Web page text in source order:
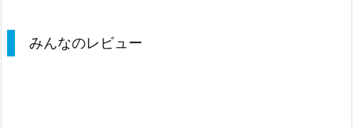
みんなのレビュー